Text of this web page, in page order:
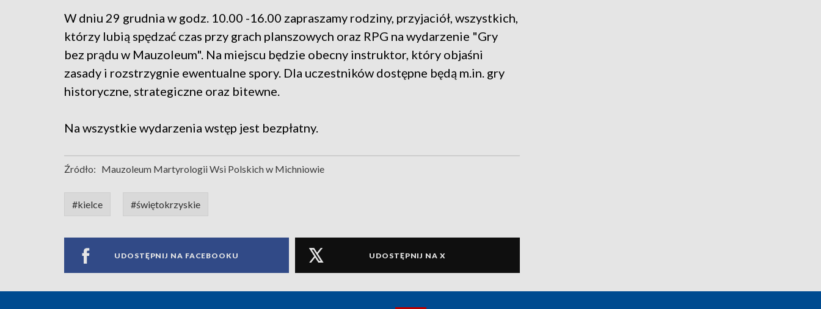
W dniu 29 grudnia w godz. 10.00 -16.00 zapraszamy rodziny, przyjaciół, wszystkich,
którzy lubią spędzać czas przy grach planszowych oraz RPG na wydarzenie "Gry
bez prądu w Mauzoleum". Na miejscu będzie obecny instruktor, który objaśni
zasady i rozstrzygnie ewentualne spory. Dla uczestników dostępne będą m.in. gry
historyczne, strategiczne oraz bitewne.
Na wszystkie wydarzenia wstęp jest bezpłatny.
Źródło: Mauzoleum Martyrologii Wsi Polskich w Michniowie
#kielce #świętokrzyskie
UDOSTĘPNIJ NA FACEBOOKU UDOSTĘPNIJ NA X